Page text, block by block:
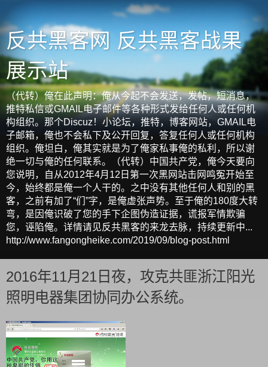
反共黑客网 反共黑客战果
展示站
（代转）俺在此声明：俺从今起不会发送，发帖，短消息，
推特私信或GMAIL电子邮件等各种形式发给任何人或任何机
构组织。那个Discuz！小论坛，推特，博客网站，GMAIL电
子邮箱，俺也不会私下及公开回复，答复任何人或任何机构
组织。俺坦白，俺其实就是为了俺家私事俺的私利，所以谢
绝一切与俺的任何联系。（代转）中国共产党，俺今天要向
您说明，自从2012年4月12日第一次黑网站击网鸣冤开始至
今，始终都是俺一个人干的。之中没有其他任何人和别的黑
客，之前有加了“们”字，是俺虚张声势。至于俺的180度大转
弯，是因俺识破了您的手下企图伪造证据，谎报军情欺骗
您，诬陷俺。详情请见反共黑客的来龙去脉，持续更新中...
http://www.fangongheike.com/2019/09/blog-post.html
2016年11月21日夜，攻克共匪浙江阳光
照明电器集团协同办公系统。